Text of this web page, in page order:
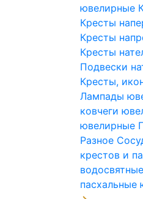
ювелирные
Кресты
Кресты
Кресты
Подвески
Кресты,
Лампады
ковчеги
ювелирные
Разное
крестов и
пасхальные